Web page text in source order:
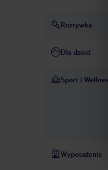
Rozrywka
Dla dzieci
Sport i Wellness
Wyposażenie